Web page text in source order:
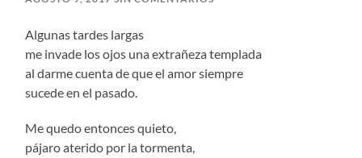
Algunas tardes largas
me invade los ojos una extrañeza templada
al darme cuenta de que el amor siempre
sucede en el pasado.
Me quedo entonces quieto,
pájaro aterido por la tormenta,